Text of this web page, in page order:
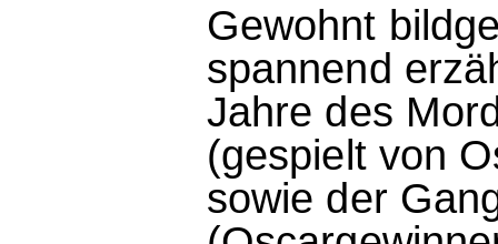
Gewohnt
spannend
Jahre des
(gespielt von
sowie der